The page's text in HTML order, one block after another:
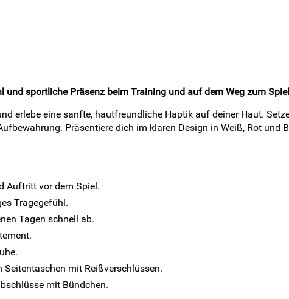
sportliche Präsenz beim Training und auf dem Weg zum
erlebe eine sanfte, hautfreundliche Haptik auf deiner Haut.
Präsentiere dich im klaren Design in Weiß, Rot und
Auftritt vor dem Spiel.
Tragegefühl.
Tagen schnell ab.
mit Reißverschlüssen.
mit Bündchen.